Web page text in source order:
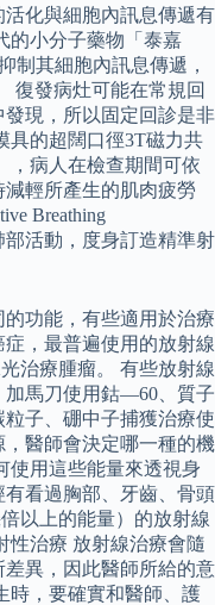
活化與細胞內訊息傳遞有
的小分子藥物「泰嘉
制其細胞內訊息傳遞，
復發病灶可能在常規回
現，所以固定回診是非
具的超闊口徑3T磁力共
，病人在檢查期間可依
輕所產生的肌肉疲勞
Breathing
部活動，度身訂造精準射
功能，有些適用於治療
，最普遍使用的放射線
治療腫瘤。 有些放射線
加馬刀使用鈷—60、質子
子、硼中子捕獲治療使
醫師會決定哪一種的機
使用這些能量來透視身
看過胸部、牙齒、骨頭
以上的能量）的放射線
性治療 放射線治療會隨
異，因此醫師所給的意
時，要確實和醫師、護